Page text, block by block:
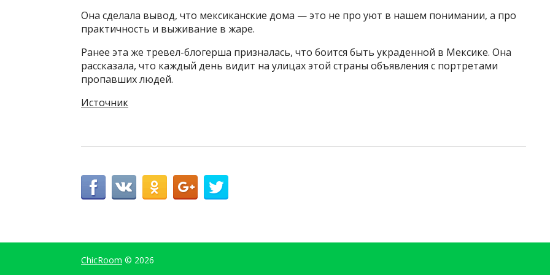
Она сделала вывод, что мексиканские дома — это не про уют в нашем понимании, а про
практичность и выживание в жаре.
Ранее эта же тревел-блогерша призналась, что боится быть украденной в Мексике. Она
рассказала, что каждый день видит на улицах этой страны объявления с портретами
пропавших людей.
Источник
ChicRoom © 2026